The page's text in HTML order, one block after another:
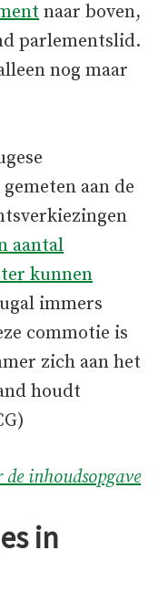
naar boven,
parlementslid.
nog maar
aan de
aantal
kunnen
immers
commotie is
zich aan het
houdt
de inhoudsopgave
in